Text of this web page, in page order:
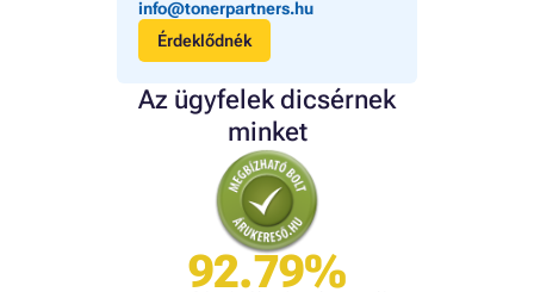
info@tonerpartners.hu
Érdeklődnék
Az ügyfelek dicsérnek
minket
92.79%